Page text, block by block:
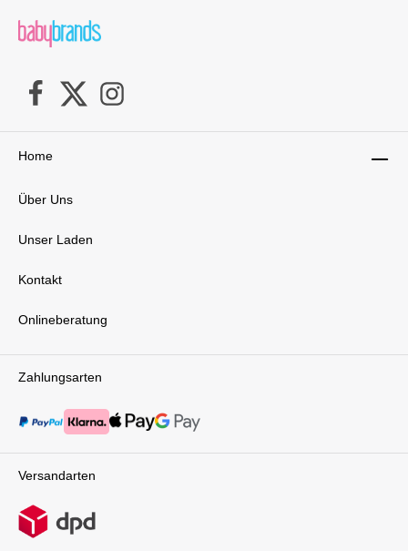
Zahlungsarten
Versandarten
Home
Über Uns
Unser Laden
Kontakt
Onlineberatung